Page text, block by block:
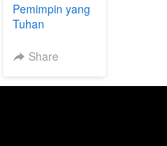
Pemimpin yang
Tuhan
Share